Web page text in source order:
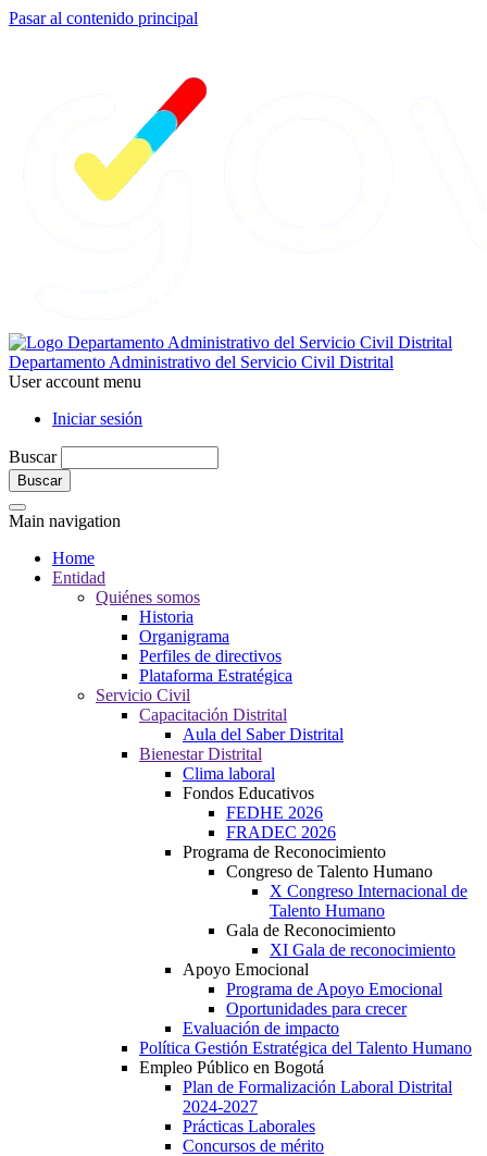
Pasar al contenido principal
Departamento Administrativo del Servicio Civil Distrital
User account menu
Iniciar sesión
Buscar
Main navigation
Home
Entidad
Quiénes somos
Historia
Organigrama
Perfiles de directivos
Plataforma Estratégica
Servicio Civil
Capacitación Distrital
Aula del Saber Distrital
Bienestar Distrital
Clima laboral
Fondos Educativos
FEDHE 2026
FRADEC 2026
Programa de Reconocimiento
Congreso de Talento Humano
X Congreso Internacional de
Talento Humano
Gala de Reconocimiento
XI Gala de reconocimiento
Apoyo Emocional
Programa de Apoyo Emocional
Oportunidades para crecer
Evaluación de impacto
Política Gestión Estratégica del Talento Humano
Empleo Público en Bogotá
Plan de Formalización Laboral Distrital
2024-2027
Prácticas Laborales
Concursos de mérito